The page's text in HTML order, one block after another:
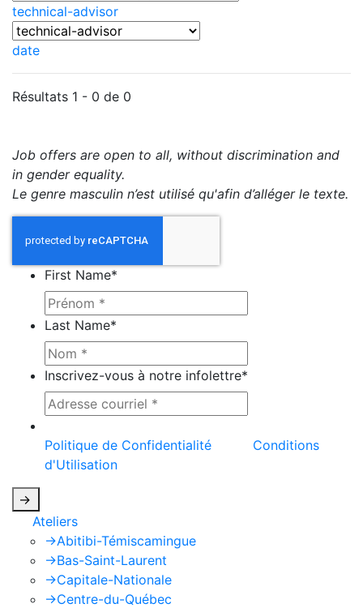
technical-advisor
date
Résultats 1 - 0 de 0
Job offers are open to all, without discrimination and
in gender equality.
Le genre masculin n’est utilisé qu'afin d’alléger le texte.
First Name*
Last Name*
Inscrivez-vous à notre infolettre*
Politique de Confidentialité
Conditions
d'Utilisation
->
Ateliers
->Abitibi-Témiscamingue
->Bas-Saint-Laurent
->Capitale-Nationale
->Centre-du-Québec